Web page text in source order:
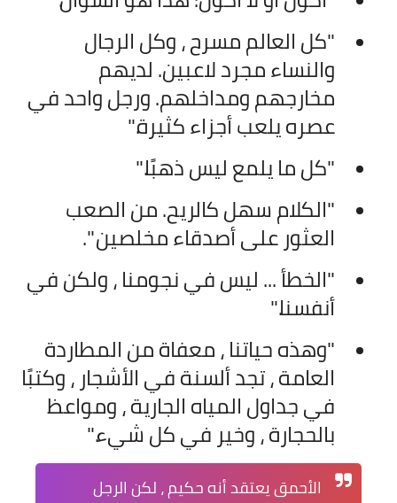
"كل العالم مسرح ، وكل الرجال
والنساء مجرد لاعبين. لديهم
مخارجهم ومداخلهم. ورجل واحد في
عصره يلعب أجزاء كثيرة."
"كل ما يلمع ليس ذهبًا."
"الكلام سهل كالريح. من الصعب
العثور على أصدقاء مخلصين ".
"الخطأ ... ليس في نجومنا ، ولكن في
أنفسنا."
"وهذه حياتنا ، معفاة من المطاردة
العامة ، تجد ألسنة في الأشجار ، وكتبًا
في جداول المياه الجارية ، ومواعظ
بالحجارة ، وخير في كل شيء."
الأحمق يعتقد أنه حكيم ، لكن الرجل